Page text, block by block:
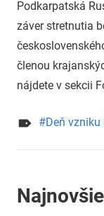
Podkarpatská
záver stretnutia
členou
nájdete v sekcii
Deň vzniku